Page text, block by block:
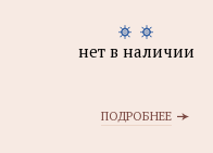
нет в наличии
ПОДРОБНЕЕ